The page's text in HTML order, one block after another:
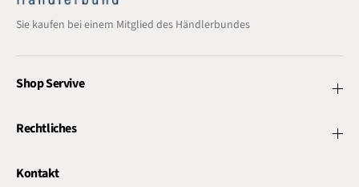
Sie kaufen bei einem Mitglied des Händlerbundes
Shop Servive
Rechtliches
Kontakt